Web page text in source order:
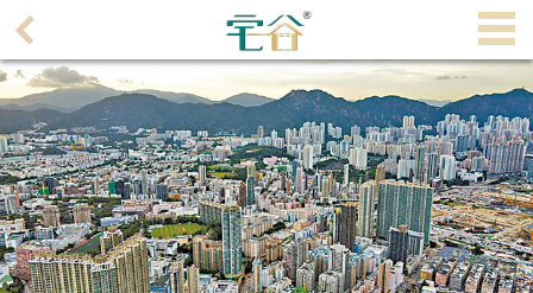
理
主
頁
搵
樓/
成
交